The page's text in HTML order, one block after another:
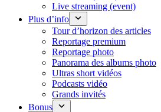
Live streaming (event)
Plus d’info
Tour d’horizon des articles
Reportage premium
Reportage photo
Panorama des albums photo
Ultras short vidéos
Podcasts vidéo
Grands invités
Bonus